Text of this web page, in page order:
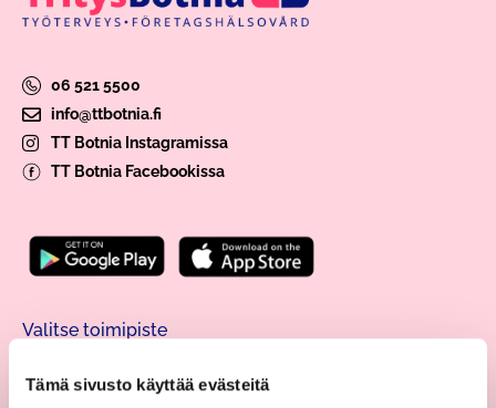
Tämä sivusto käyttää evästeitä
06 521 5500
info@ttbotnia.fi
TT Botnia Instagramissa
TT Botnia Facebookissa
Valitse toimipiste
Palvelut